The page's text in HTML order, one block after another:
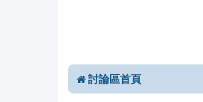
討論區首頁